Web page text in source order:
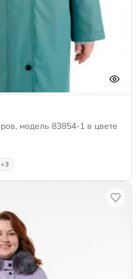
модель 83854-1 в цвете
+3